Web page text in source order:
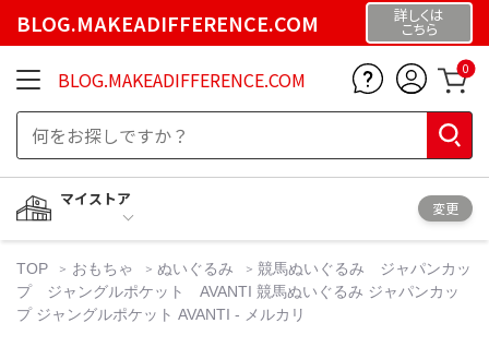
BLOG.MAKEADIFFERENCE.COM 詳しくは
こちら
BLOG.MAKEADIFFERENCE.COM 0
マイストア
変更
TOP おもちゃ ぬいぐるみ
競馬ぬいぐるみ ジャパンカッ
プ ジャングルポケット AVANTI 競馬ぬいぐるみ ジャパンカッ
プ ジャングルポケット AVANTI - メルカリ